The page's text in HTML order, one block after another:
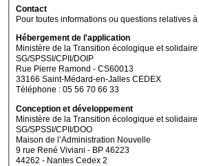
Contact
Pour toutes informations ou questions relatives
Hébergement de l'application
Ministère de la Transition écologique et solidaire
SG/SPSSI/CPII/DOIP
Rue Pierre Ramond - CS60013
33166 Saint-Médard-en-Jalles CEDEX
Téléphone : 05 56 70 66 33
Conception et développement
Ministère de la Transition écologique et solidaire
SG/SPSSI/CPII/DOO
Maison de l’Administration Nouvelle
9 rue René Viviani - BP 46223
44262 - Nantes Cedex 2